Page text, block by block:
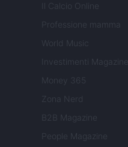
Il Calcio Online
Professione mamma
World Music
Investimenti Magazine
Money 365
Zona Nerd
B2B Magazine
People Magazine